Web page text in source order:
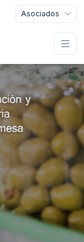
Asociados